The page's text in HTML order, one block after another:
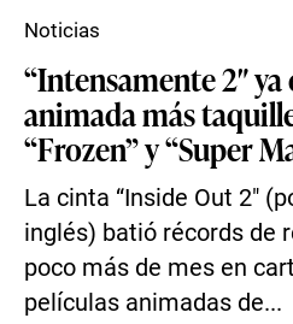
“Intensamente 2″
animada más
“Frozen” y “Super
La cinta “Inside Out 2″
inglés) batió récords de
poco más de mes en
películas animadas de...
Noticias